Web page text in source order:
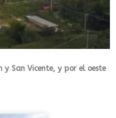
y San Vicente, y por el oeste